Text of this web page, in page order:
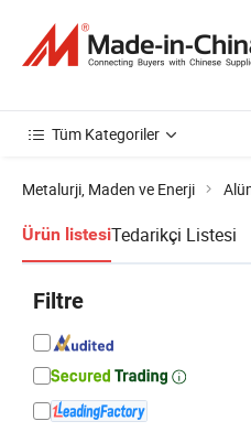
Tüm Kategoriler
Metalurji, Maden ve Enerji
Ürün listesiTedarikçi Listesi
Filtre